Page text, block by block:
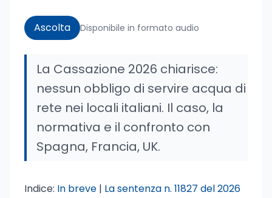
Ascolta Disponibile in formato audio
La Cassazione 2026 chiarisce:
nessun obbligo di servire acqua di
rete nei locali italiani. Il caso, la
normativa e il confronto con
Spagna, Francia, UK.
Indice: In breve | La sentenza n. 11827 del 2026